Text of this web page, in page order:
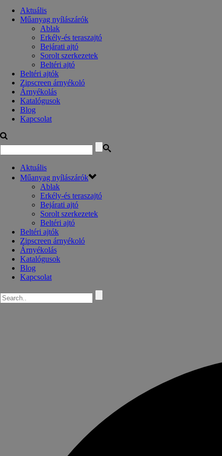
Aktuális
Műanyag nyílászárók
Ablak
Erkély-és teraszajtó
Bejárati ajtó
Sorolt szerkezetek
Beltéri ajtó
Beltéri ajtók
Zipscreen árnyékoló
Árnyékolás
Katalógusok
Blog
Kapcsolat
Aktuális
Műanyag nyílászárók
Ablak
Erkély-és teraszajtó
Bejárati ajtó
Sorolt szerkezetek
Beltéri ajtó
Beltéri ajtók
Zipscreen árnyékoló
Árnyékolás
Katalógusok
Blog
Kapcsolat